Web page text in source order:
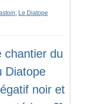
, Le Diatope
chantier du
Diatope
noir et